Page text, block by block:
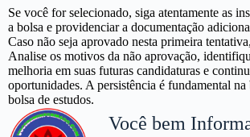
Se você for selecionado, siga atentamente as
a bolsa e providenciar a documentação
Caso não seja aprovado nesta primeira
Analise os motivos da não aprovação,
melhoria em suas futuras candidaturas e
oportunidades. A persistência é fundamental na
bolsa de estudos.
Você bem